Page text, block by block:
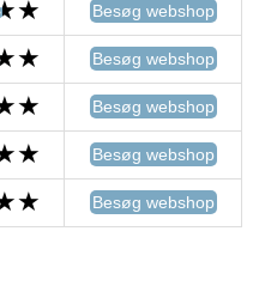
Besøg webshop
Besøg webshop
Besøg webshop
Besøg webshop
Besøg webshop